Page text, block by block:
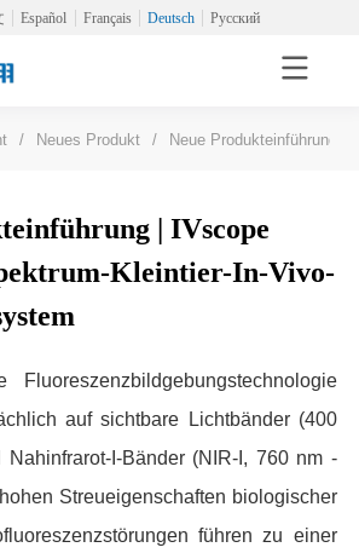
Español Français Deutsch Русский
/ Neues Produkt / Neue Produkteinführung |
| IVscope
Kleintier-In-Vivo-